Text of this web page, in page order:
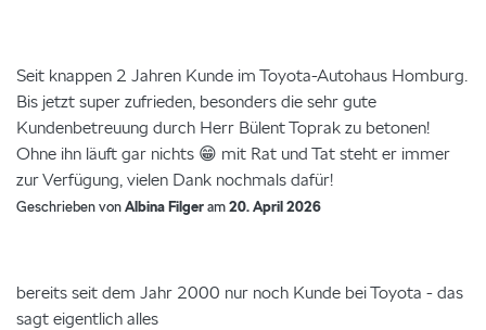
Seit knappen 2 Jahren Kunde im Toyota-Autohaus Homburg.
Bis jetzt super zufrieden, besonders die sehr gute
Kundenbetreuung durch Herr Bülent Toprak zu betonen!
Ohne ihn läuft gar nichts 😁 mit Rat und Tat steht er immer
zur Verfügung, vielen Dank nochmals dafür!
Geschrieben vonAlbina Filgeram20. April 2026
bereits seit dem Jahr 2000 nur noch Kunde bei Toyota - das
sagt eigentlich alles